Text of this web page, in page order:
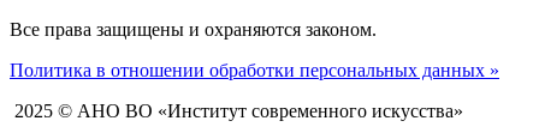
Все права защищены и охраняются законом.
Политика в отношении обработки персональных данных »
2025 © АНО ВО «Институт современного искусства»